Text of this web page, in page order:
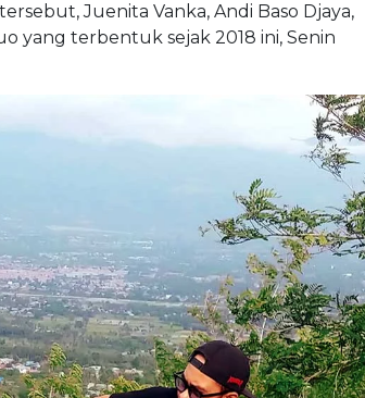
Juenita Vanka, Andi Baso Djaya,
yang terbentuk sejak 2018 ini, Senin